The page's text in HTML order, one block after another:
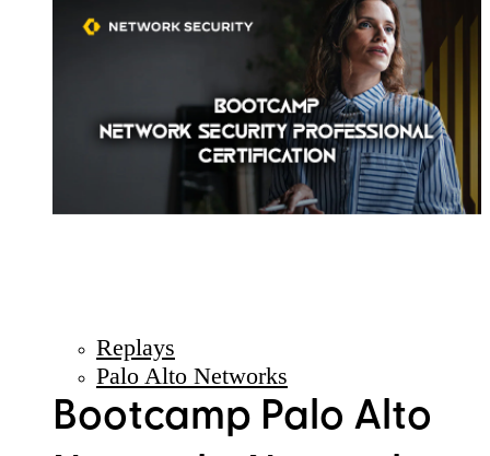
Replays
Palo Alto Networks
Bootcamp Palo Alto